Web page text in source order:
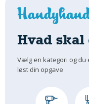
Båd
GARTNER
Beplantning
Skadedyr
Hvad skal
Vælg en kategori og du
løst din opgave